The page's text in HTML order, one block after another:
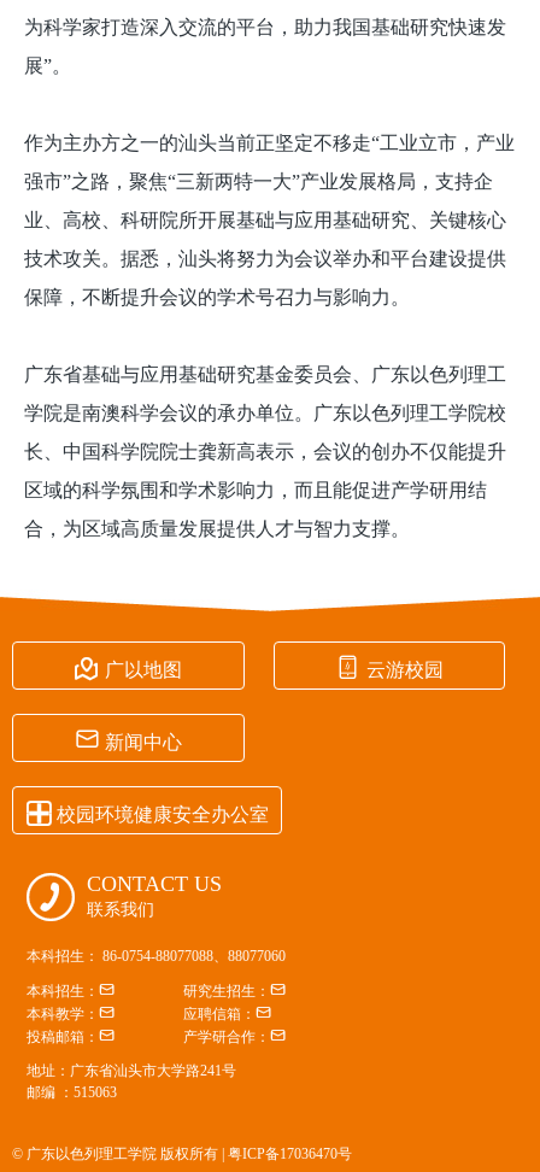
为科学家打造深入交流的平台，助力我国基础研究快速发
展”。
作为主办方之一的汕头当前正坚定不移走“工业立市，产业
强市”之路，聚焦“三新两特一大”产业发展格局，支持企
业、高校、科研院所开展基础与应用基础研究、关键核心
技术攻关。据悉，汕头将努力为会议举办和平台建设提供
保障，不断提升会议的学术号召力与影响力。
广东省基础与应用基础研究基金委员会、广东以色列理工
学院是南澳科学会议的承办单位。广东以色列理工学院校
长、中国科学院院士龚新高表示，会议的创办不仅能提升
区域的科学氛围和学术影响力，而且能促进产学研用结
合，为区域高质量发展提供人才与智力支撑。
 广以地图  云游校园
 新闻中心
 校园环境健康安全办公室
 CONTACT US
联系我们
本科招生： 86-0754-88077088、88077060
本科招生： 研究生招生：
本科教学： 应聘信箱：
投稿邮箱： 产学研合作：
地址：广东省汕头市大学路241号
邮编 ：515063
© 广东以色列理工学院 版权所有 | 粤ICP备17036470号